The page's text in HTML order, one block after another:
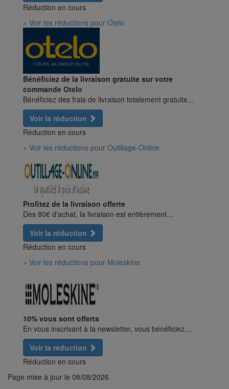
Réduction en cours
» Voir les réductions pour Otelo
Bénéficiez de la livraison gratuite sur votre
commande Otelo
Bénéficiez des frais de livraison totalement gratuits…
Voir la réduction
Réduction en cours
» Voir les réductions pour Outillage-Online
Profitez de la livraison offerte
Dès 80€ d'achat, la livraison est entièrement…
Voir la réduction
Réduction en cours
» Voir les réductions pour Moleskine
10% vous sont offerts
En vous inscrivant à la newsletter, vous bénéficiez…
Voir la réduction
Réduction en cours
Page mise à jour le 08/08/2026